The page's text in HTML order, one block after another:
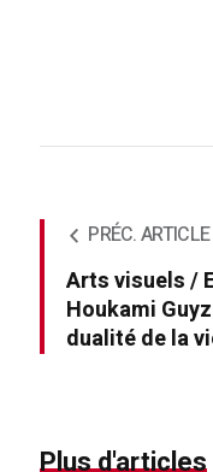
PRÉC. ARTICLE
Arts visuels /
Houkami
dualité de la
Plus d'articles